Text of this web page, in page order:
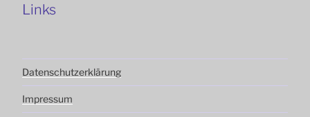
Links
Datenschutzerklärung
Impressum